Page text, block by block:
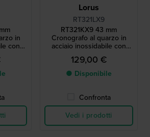
in
con
Lorus
RT321LX9
RT321KX9 43 mm
Cronografo al quarzo in
acciaio inossidabile con
data
129,00 €
● Disponibile
Confronta
Vedi i prodotti